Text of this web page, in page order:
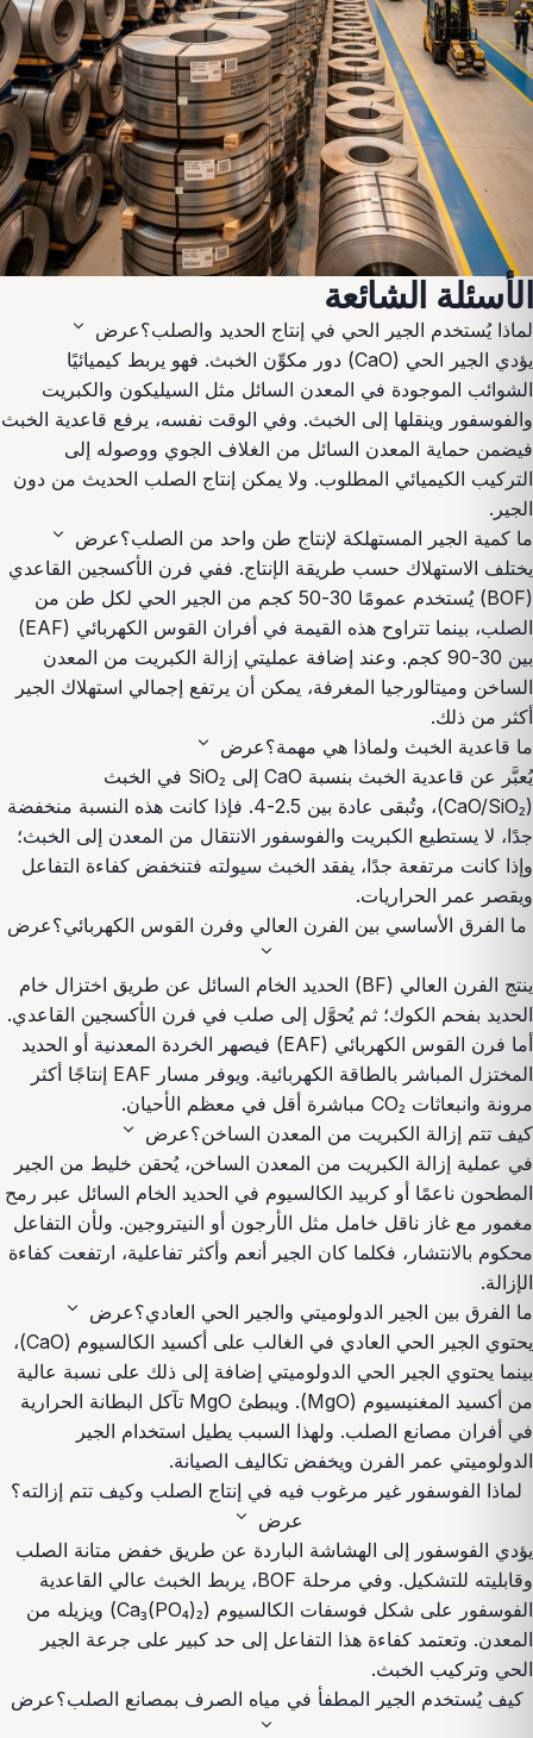
الأسئلة الشائعة
لماذا يُستخدم الجير الحي في إنتاج الحديد والصلب؟عرض expand_more
يؤدي الجير الحي (CaO) دور مكوِّن الخبث. فهو يربط كيميائيًا
الشوائب الموجودة في المعدن السائل مثل السيليكون والكبريت
والفوسفور وينقلها إلى الخبث. وفي الوقت نفسه، يرفع قاعدية الخبث
فيضمن حماية المعدن السائل من الغلاف الجوي ووصوله إلى
التركيب الكيميائي المطلوب. ولا يمكن إنتاج الصلب الحديث من دون
الجير.
ما كمية الجير المستهلكة لإنتاج طن واحد من الصلب؟عرض expand_more
يختلف الاستهلاك حسب طريقة الإنتاج. ففي فرن الأكسجين القاعدي
(BOF) يُستخدم عمومًا 30-50 كجم من الجير الحي لكل طن من
الصلب، بينما تتراوح هذه القيمة في أفران القوس الكهربائي (EAF)
بين 30-90 كجم. وعند إضافة عمليتي إزالة الكبريت من المعدن
الساخن وميتالورجيا المغرفة، يمكن أن يرتفع إجمالي استهلاك الجير
أكثر من ذلك.
ما قاعدية الخبث ولماذا هي مهمة؟عرض expand_more
يُعبَّر عن قاعدية الخبث بنسبة CaO إلى SiO₂ في الخبث
(CaO/SiO₂)، وتُبقى عادة بين 2.5-4. فإذا كانت هذه النسبة منخفضة
جدًا، لا يستطيع الكبريت والفوسفور الانتقال من المعدن إلى الخبث؛
وإذا كانت مرتفعة جدًا، يفقد الخبث سيولته فتنخفض كفاءة التفاعل
ويقصر عمر الحراريات.
ما الفرق الأساسي بين الفرن العالي وفرن القوس الكهربائي؟عرض
expand_more
ينتج الفرن العالي (BF) الحديد الخام السائل عن طريق اختزال خام
الحديد بفحم الكوك؛ ثم يُحوَّل إلى صلب في فرن الأكسجين القاعدي.
أما فرن القوس الكهربائي (EAF) فيصهر الخردة المعدنية أو الحديد
المختزل المباشر بالطاقة الكهربائية. ويوفر مسار EAF إنتاجًا أكثر
مرونة وانبعاثات CO₂ مباشرة أقل في معظم الأحيان.
كيف تتم إزالة الكبريت من المعدن الساخن؟عرض expand_more
في عملية إزالة الكبريت من المعدن الساخن، يُحقن خليط من الجير
المطحون ناعمًا أو كربيد الكالسيوم في الحديد الخام السائل عبر رمح
مغمور مع غاز ناقل خامل مثل الأرجون أو النيتروجين. ولأن التفاعل
محكوم بالانتشار، فكلما كان الجير أنعم وأكثر تفاعلية، ارتفعت كفاءة
الإزالة.
ما الفرق بين الجير الدولوميتي والجير الحي العادي؟عرض expand_more
يحتوي الجير الحي العادي في الغالب على أكسيد الكالسيوم (CaO)،
بينما يحتوي الجير الحي الدولوميتي إضافة إلى ذلك على نسبة عالية
من أكسيد المغنيسيوم (MgO). ويبطئ MgO تآكل البطانة الحرارية
في أفران مصانع الصلب. ولهذا السبب يطيل استخدام الجير
الدولوميتي عمر الفرن ويخفض تكاليف الصيانة.
لماذا الفوسفور غير مرغوب فيه في إنتاج الصلب وكيف تتم إزالته؟
عرض expand_more
يؤدي الفوسفور إلى الهشاشة الباردة عن طريق خفض متانة الصلب
وقابليته للتشكيل. وفي مرحلة BOF، يربط الخبث عالي القاعدية
الفوسفور على شكل فوسفات الكالسيوم (Ca₃(PO₄)₂) ويزيله من
المعدن. وتعتمد كفاءة هذا التفاعل إلى حد كبير على جرعة الجير
الحي وتركيب الخبث.
كيف يُستخدم الجير المطفأ في مياه الصرف بمصانع الصلب؟عرض
expand_more